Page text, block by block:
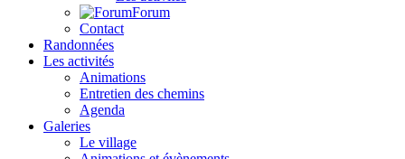
Forum
Contact
Randonnées
Les activités
Animations
Entretien des chemins
Agenda
Galeries
Le village